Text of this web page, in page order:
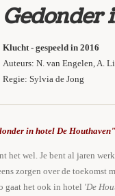
Gedonder
Klucht - gespeeld in 2016
Auteurs: N. van Engelen, A.
Regie: Sylvia de Jong
in hotel De Houthaven"
het wel. Je bent al jaren
zorgen over de toekomst
gaat het ook in hotel 'De